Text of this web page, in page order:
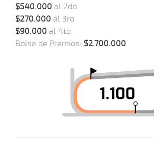
$540.000 al 2do
$270.000 al 3ro
$90.000 al 4to
Bolsa de Premios: $2.700.000